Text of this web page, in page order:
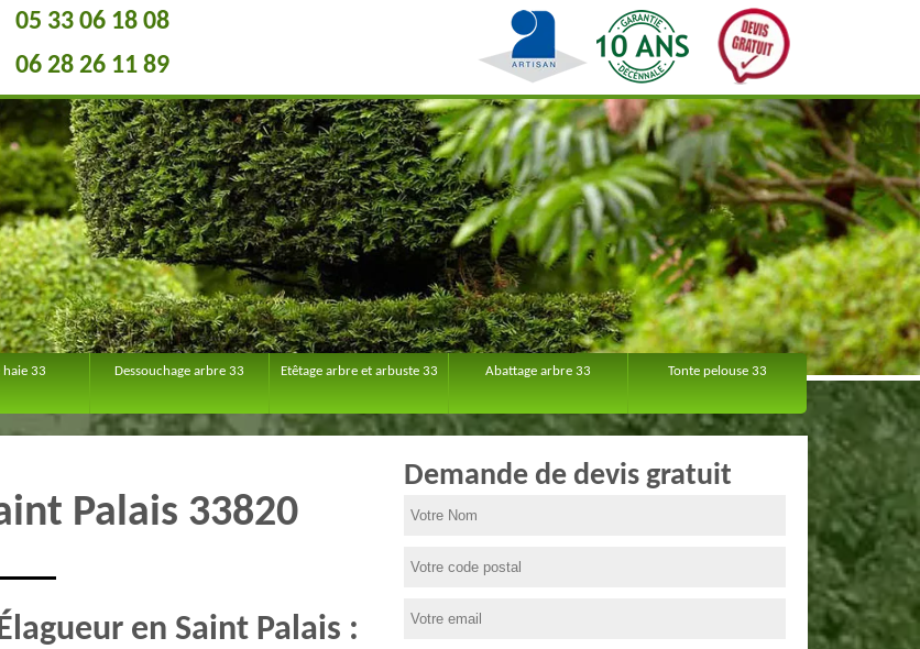
05 33 06 18 08
06 28 26 11 89
haie 33 Dessouchage arbre 33 Etêtage arbre et arbuste 33 Abattage arbre 33 Tonte pelouse 33
Palais 33820
en Saint Palais :
Demande de devis gratuit